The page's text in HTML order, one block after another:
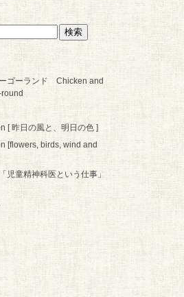
ゴーランド Chicken and
[ 昨日の風と、明日の色 ]
[flowers, birds, wind and
児童精神科医という仕事」